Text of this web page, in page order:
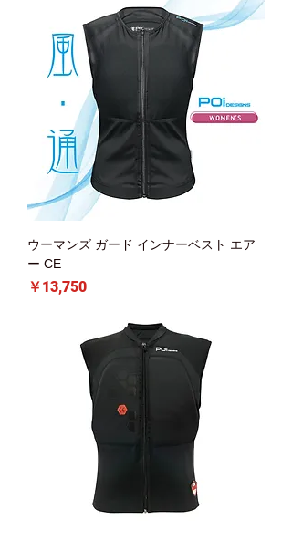
ウーマンズ ガード インナーベスト エア
ー CE
価格
￥13,750